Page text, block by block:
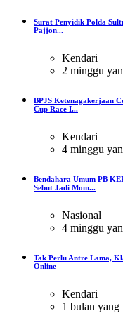
Surat Penyidik Polda
Pajjon...
Kendari
2 minggu
BPJS Ketenagakerjaan
Cup Race I...
Kendari
4 minggu
Bendahara Umum PB
Sebut Jadi Mom...
Nasional
4 minggu
Tak Perlu Antre Lama,
Online
Kendari
1 bulan yang